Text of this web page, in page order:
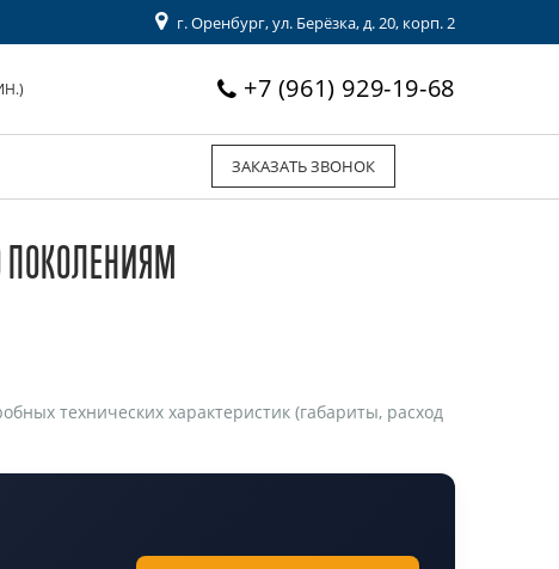
г. Оренбург, ул. Берёзка, д. 20, корп. 2
+7 (961) 929-19-68
ЗАКАЗАТЬ ЗВОНОК
ПОКОЛЕНИЯМ
технических характеристик (габариты, расход